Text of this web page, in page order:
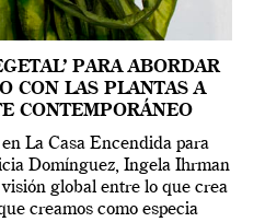
PARA ABORDAR
CON LAS PLANTAS A
CONTEMPORÁNEO
La Casa Encendida para
Domínguez, Ingela Ihrman
global entre lo que crea
creamos como especia